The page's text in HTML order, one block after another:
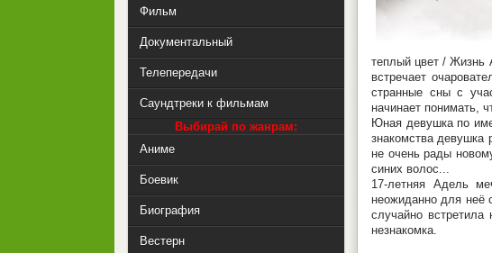
теплый цвет / Жизнь
встречает
странные сны с
начинает понимать,
Юная девушка по
знакомства девушка
не очень рады
синих волос...
17-летняя Адель
неожиданно для неё
случайно
незнакомка.
Фильм
Документальный
Телепередачи
Саундтреки к фильмам
Выбирай по жанрам:
Аниме
Боевик
Биография
Вестерн